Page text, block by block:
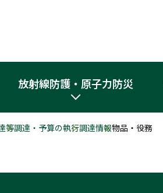
放射線防護・原子力防災
等調達・予算の執行調達情報物品・役務